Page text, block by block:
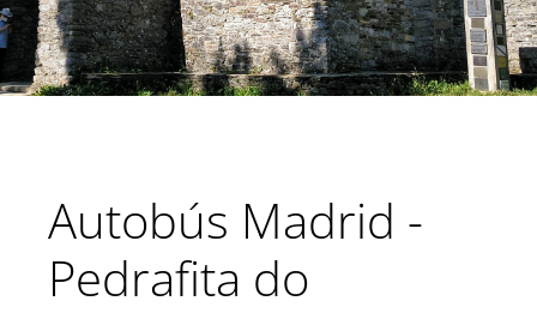
Autobús Madrid -
Pedrafita do